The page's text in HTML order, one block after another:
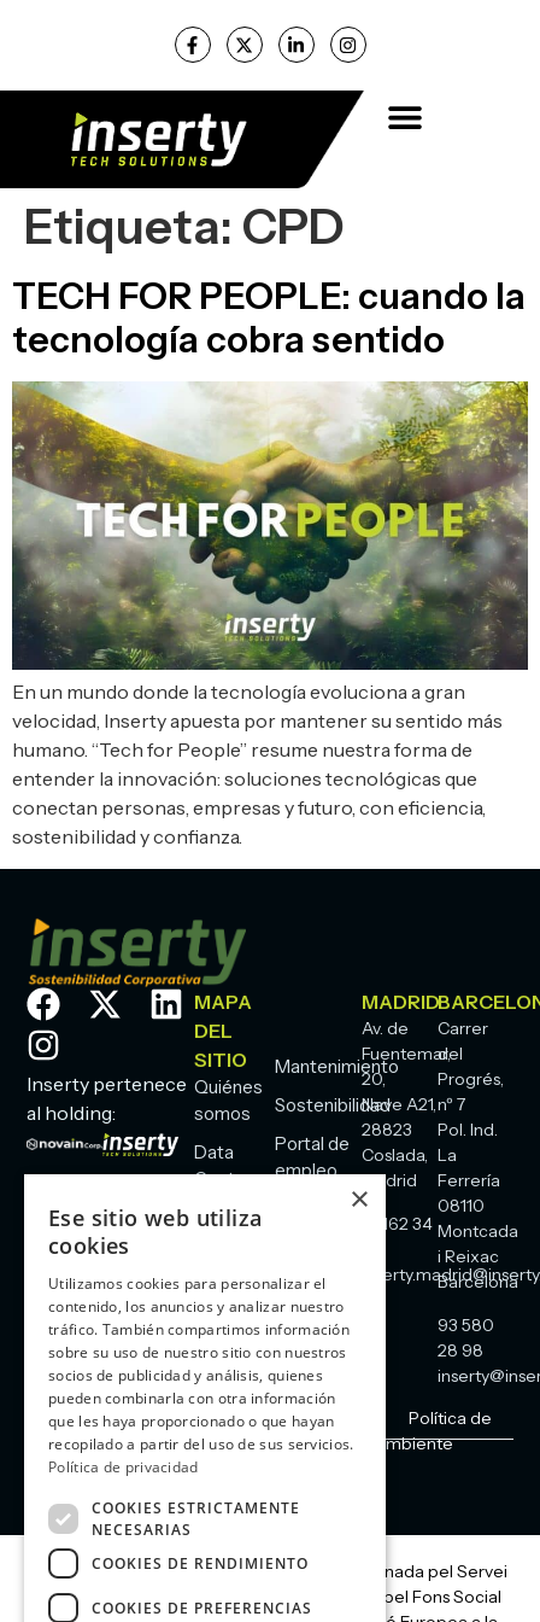
Etiqueta: CPD
TECH FOR PEOPLE: cuando la
tecnología cobra sentido
En un mundo donde la tecnología evoluciona a gran
velocidad, Inserty apuesta por mantener su sentido más
humano. “Tech for People” resume nuestra forma de
entender la innovación: soluciones tecnológicas que
conectan personas, empresas y futuro, con eficiencia,
sostenibilidad y confianza.
Inserty pertenece
al holding:
MAPA
DEL
SITIO
Quiénes
somos
Data
Center
Comunicaciones
Seguridad
Mantenimiento
Sostenibilidad
Portal de
empleo
MADRID
Av. de
Fuentemar,
20,
Nave A21,
28823
Coslada,
Madrid
91 162 34
Carrer
del
Progrés,
nº 7
Pol. Ind.
La
Ferrería
08110
Montcada
i Reixac
Barcelona
93 580
28 98
Aviso legal
Cookies Política de Privacidad
Política de
redes sociales
Política de calidad y medio ambiente
Copyright | Inserty 2026
Aquesta actuació està impulsada i subvencionada pel Servei
Públic d’Ocupació de Catalunya i finançada pel Fons Social
×
Ese sitio web utiliza
cookies
Utilizamos cookies para personalizar el
contenido, los anuncios y analizar nuestro
tráfico. También compartimos información
sobre su uso de nuestro sitio con nuestros
socios de publicidad y análisis, quienes
pueden combinarla con otra información
que les haya proporcionado o que hayan
recopilado a partir del uso de sus servicios.
Política de privacidad
COOKIES ESTRICTAMENTE
NECESARIAS
COOKIES DE RENDIMIENTO
COOKIES DE PREFERENCIAS